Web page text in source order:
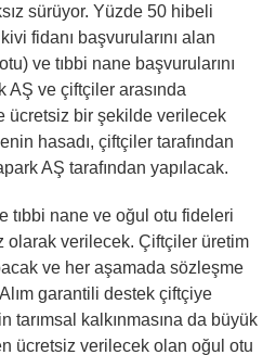
sürüyor. Yüzde 50 hibeli
fidanı başvurularını alan
ve tıbbi nane başvurularını
AŞ ve çiftçiler arasında
ücretsiz bir şekilde verilecek
hasadı, çiftçiler tarafından
AŞ tarafından yapılacak.
tıbbi nane ve oğul otu fideleri
olarak verilecek. Çiftçiler üretim
ve her aşamada sözleşme
garantili destek çiftçiye
tarımsal kalkınmasına da büyük
ücretsiz verilecek olan oğul otu